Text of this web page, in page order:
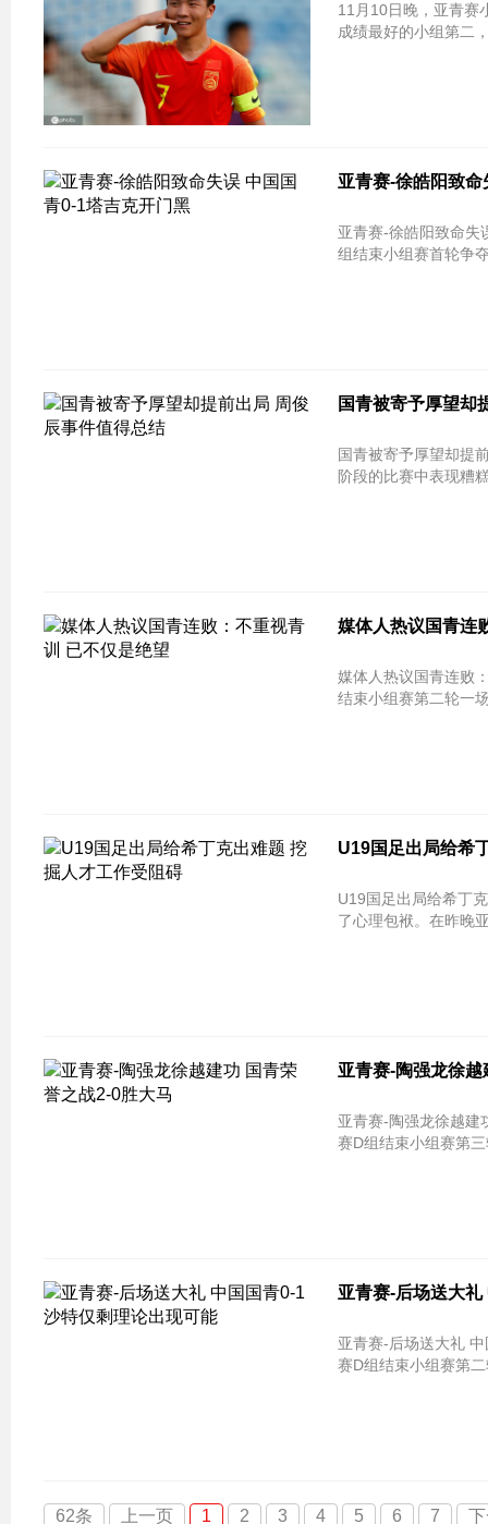
11月10日晚，亚青赛
成绩最好的小组第二
亚青赛-徐皓阳致
亚青赛-徐皓阳致命失
组结束小组赛首轮争
国青被寄予厚望却
国青被寄予厚望却提
阶段的比赛中表现糟
媒体人热议国青连
媒体人热议国青连败：不重视青训 已不仅
结束小组赛第二轮一
U19国足出局给希
U19国足出局给希丁
了心理包袱。在昨晚
亚青赛-陶强龙徐
亚青赛-陶强龙徐越建功 国青荣誉之战2-0
赛D组结束小组赛第
亚青赛-后场送大
亚青赛-后场送大礼 中国国青0-1沙特
赛D组结束小组赛第
62条 上一页 1 2 3 4 5 6 7